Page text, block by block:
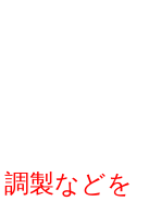
製などを